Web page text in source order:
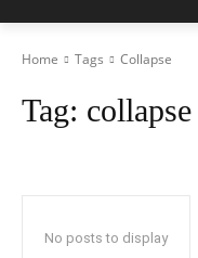
Home Tags Collapse
Tag: collapse
No posts to display